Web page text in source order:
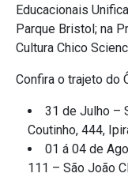
Educacionais
Parque Bristol; na
Cultura Chico
Confira o trajeto do
31 de Julho –
Coutinho, 444,
01 á 04 de
111 – São João